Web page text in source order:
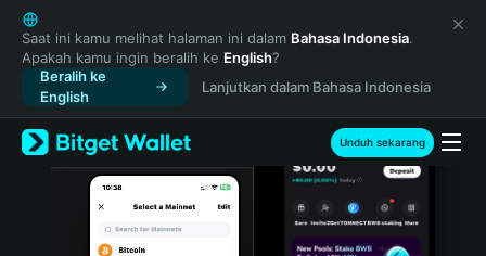
English
日本語
Tiếng Việt
Русский
Español (Latinoamérica)
Türkçe
Italiano
Saat ini kamu melihat halaman ini dalam Bahasa Indonesia.
Apakah kamu ingin beralih ke English?
Beralih ke
English
Lanjutkan dalam Bahasa Indonesia
Unduh sekarang